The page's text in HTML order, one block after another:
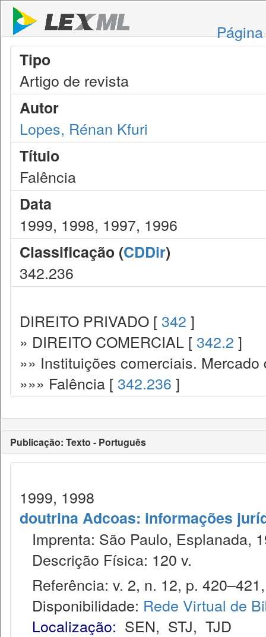
Tipo
Artigo de revista
Autor
Lopes, Rénan Kfuri
Título
Falência
Data
1999, 1998, 1997, 1996
Classificação (CDDir)
342.236
DIREITO PRIVADO [ 342 ]
» DIREITO COMERCIAL [ 342.2 ]
»» Instituições comerciais.
»»» Falência [ 342.236 ]
Publicação: Texto - Português
1999, 1998
doutrina Adcoas: informações
Imprenta: São Paulo, Esplanada,
Descrição Física: 120 v.
Referência: v. 2, n. 12, p.
Disponibilidade: Rede Virtual de
Localização: SEN, STJ, TJD